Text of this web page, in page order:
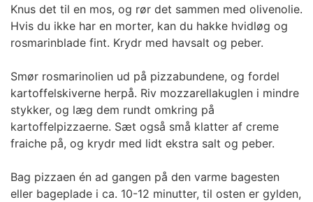
Knus det til en mos, og rør det sammen med olivenolie.
Hvis du ikke har en morter, kan du hakke hvidløg og
rosmarinblade fint. Krydr med havsalt og peber.
Smør rosmarinolien ud på pizzabundene, og fordel
kartoffelskiverne herpå. Riv mozzarellakuglen i mindre
stykker, og læg dem rundt omkring på
kartoffelpizzaerne. Sæt også små klatter af creme
fraiche på, og krydr med lidt ekstra salt og peber.
Bag pizzaen én ad gangen på den varme bagesten
eller bageplade i ca. 10-12 minutter, til osten er gylden,